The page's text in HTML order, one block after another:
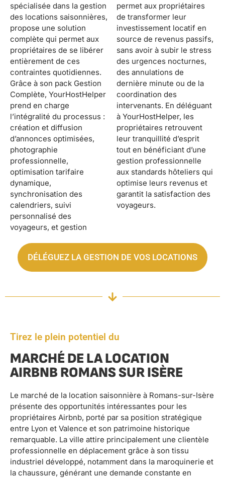
spécialisée dans la gestion
des locations saisonnières,
propose une solution
complète qui permet aux
propriétaires de se libérer
entièrement de ces
contraintes quotidiennes.
Grâce à son pack Gestion
Complète, YourHostHelper
prend en charge
l’intégralité du processus :
création et diffusion
d’annonces optimisées,
photographie
professionnelle,
optimisation tarifaire
dynamique,
synchronisation des
calendriers, suivi
personnalisé des
voyageurs, et gestion
permet aux propriétaires
de transformer leur
investissement locatif en
source de revenus passifs,
sans avoir à subir le stress
des urgences nocturnes,
des annulations de
dernière minute ou de la
coordination des
intervenants. En déléguant
à YourHostHelper, les
propriétaires retrouvent
leur tranquillité d’esprit
tout en bénéficiant d’une
gestion professionnelle
aux standards hôteliers qui
optimise leurs revenus et
garantit la satisfaction des
voyageurs.
DÉLÉGUEZ LA GESTION DE VOS LOCATIONS
Tirez le plein potentiel du
MARCHÉ DE LA LOCATION
AIRBNB ROMANS SUR ISÈRE
Le marché de la location saisonnière à Romans-sur-Isère
présente des opportunités intéressantes pour les
propriétaires Airbnb, porté par sa position stratégique
entre Lyon et Valence et son patrimoine historique
remarquable. La ville attire principalement une clientèle
professionnelle en déplacement grâce à son tissu
industriel développé, notamment dans la maroquinerie et
la chaussure, générant une demande constante en